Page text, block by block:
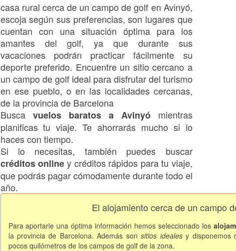
casa rural cerca de un campo de golf en Avinyó,
escoja según sus preferencias, son lugares que
cuentan con una situación óptima para los
amantes del golf, ya que durante sus
vacaciones podrán practicar fácilmente su
deporte preferido. Encuentre un sitio cercano a
un campo de golf ideal para disfrutar del turismo
en ese pueblo, o en las localidades cercanas,
de la provincia de Barcelona
Busca vuelos baratos a Avinyómientras
planificas tu viaje. Te ahorrarás mucho si lo
haces con tiempo.
Si lo necesitas, también puedes buscar
créditos onliney créditos rápidos para tu viaje,
que podrás pagar cómodamente durante todo el
año.
El alojamiento cerca de un campo
Para aportarle una óptima información hemos seleccionado los
la provincia de Barcelona. Además sonsitios idealesy disponemos
pocos quilómetros de los campos de golf de la zona.